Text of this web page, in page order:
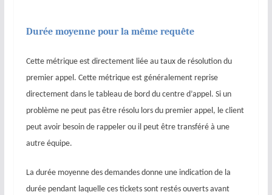
Durée moyenne pour la même requête
Cette métrique est directement liée au taux de résolution du
premier appel. Cette métrique est généralement reprise
directement dans le tableau de bord du centre d’appel. Si un
problème ne peut pas être résolu lors du premier appel, le client
peut avoir besoin de rappeler ou il peut être transféré à une
autre équipe.
La durée moyenne des demandes donne une indication de la
durée pendant laquelle ces tickets sont restés ouverts avant